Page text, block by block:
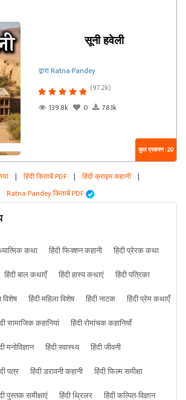
सूनी हवेली
द्वारा Ratna Pandey
(97.2k)
139.8k
0 78.1k
कुल प्रकरण : 20
| हिंदी किताबें PDF | हिंदी क्राइम कहानी |
Ratna Pandey किताबें PDF
कथा हिंदी फिक्शन कहानी
हिंदी प्रेरक कथा
हिंदी बाल कथाएँ हिंदी हास्य कथाएं
हिंदी पत्रिका
विशेष हिंदी महिला विशेष हिंदी नाटक
हिंदी प्रेम कथाएँ
सामाजिक कहानियां
हिंदी रोमांचक कहानियाँ
मनोविज्ञान हिंदी स्वास्थ्य
हिंदी जीवनी
पत्र हिंदी डरावनी कहानी
हिंदी फिल्म समीक्षा
पुस्तक समीक्षाएं हिंदी थ्रिलर हिंदी कल्पित-विज्ञान